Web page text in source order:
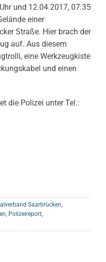
und 12.04.2017, 07:35
einer
Straße. Hier brach der
auf. Aus diesem
eine Werkzeugkiste
und einen
die Polizei unter Tel.:
Saarbrücken
Polizeireport